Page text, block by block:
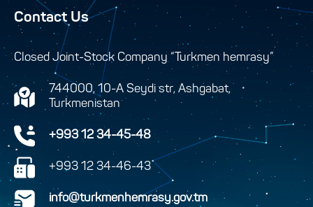
Contact Us
Closed Joint-Stock Company “Turkmen hemrasy”
744000, 10-A Seydi str, Ashgabat,
Turkmenistan
+993 12 34-45-48
+993 12 34-46-43
info@turkmenhemrasy.gov.tm